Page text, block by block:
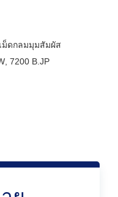
ม็ดกลมมุมสัมผัส
7200 B.JP